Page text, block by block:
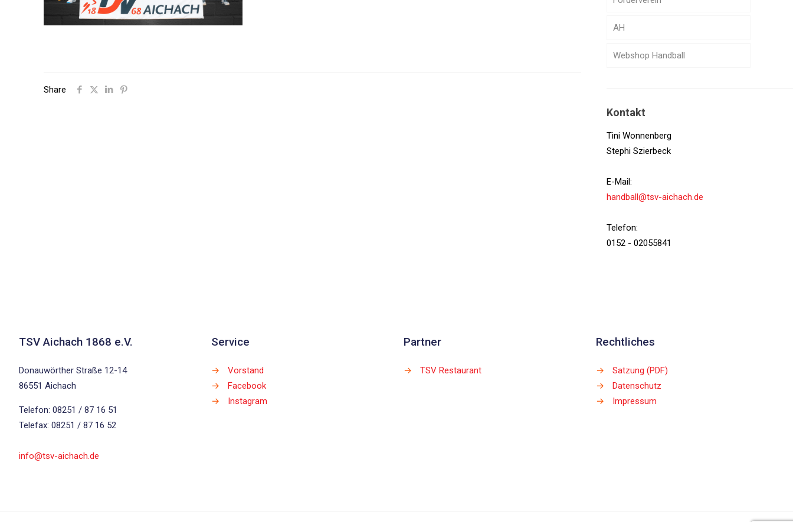
Share
AH
Webshop Handball
Kontakt
Tini Wonnenberg
Stephi Szierbeck
E-Mail:
handball@tsv-aichach.de
Telefon:
0152 - 02055841
TSV Aichach 1868 e.V.
Donauwörther Straße 12-14
86551 Aichach
Telefon: 08251 / 87 16 51
Telefax: 08251 / 87 16 52
info@tsv-aichach.de
Service
→
Vorstand
→
Facebook
→
Instagram
Partner
→ TSV Restaurant
Rechtliches
→
Satzung (PDF)
→
Datenschutz
→
Impressum